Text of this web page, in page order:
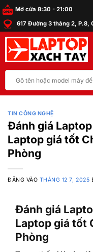
Bỏ
qua
nội
dung
Mở cửa 8:30 - 21:00
617 Đường 3 tháng 2, P.8,
kiếm:
TIN CÔNG NGHỆ
Đánh giá
Laptop giá tốt
Phòng
ĐĂNG VÀO THÁNG 12 7, 2025
Đánh giá
Laptop giá tốt
Phòng